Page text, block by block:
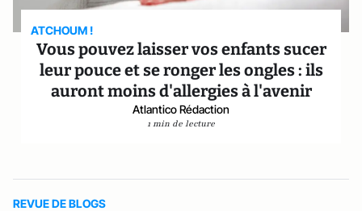
ATCHOUM !
Vous pouvez laisser vos enfants sucer
leur pouce et se ronger les ongles : ils
auront moins d'allergies à l'avenir
Atlantico Rédaction
1 min de lecture
REVUE DE BLOGS